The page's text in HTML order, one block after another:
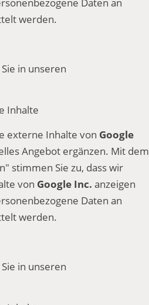
werden.
in unseren
Inhalte
externe Inhalte von Google
Angebot ergänzen. Mit dem
stimmen Sie zu, dass wir
von Google Inc. anzeigen
Daten an
werden.
in unseren